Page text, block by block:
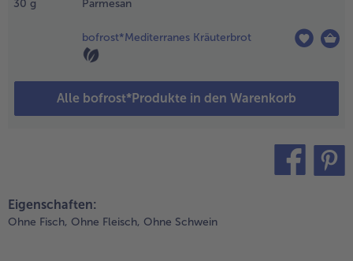
30 g Parmesan
bofrost*Mediterranes Kräuterbrot
Alle bofrost*Produkte in den Warenkorb
und der
Feta fein
und
Grill
Eigenschaften:
Ohne Fisch, Ohne Fleisch, Ohne Schwein